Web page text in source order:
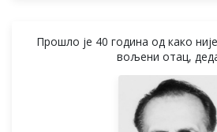
Прошло је 40 година од како
вољени отац,